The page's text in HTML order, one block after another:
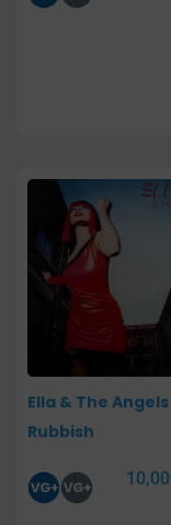
Ella & The
Rubbish
10,00